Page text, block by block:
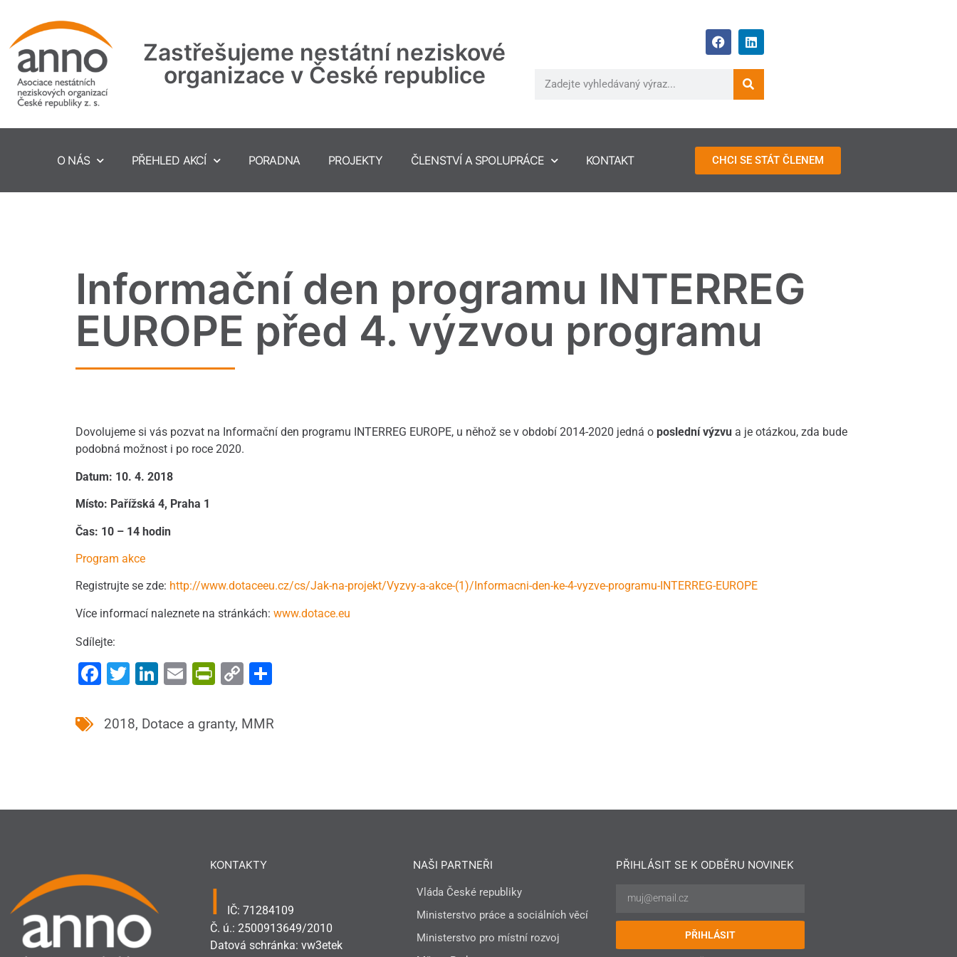
Zastřešujeme nestátní neziskové
organizace v České republice
O NÁS PŘEHLED AKCÍ PORADNA PROJEKTY ČLENSTVÍ A SPOLUPRÁCE KONTAKT CHCI SE STÁT ČLENEM
Informační den programu INTERREG
EUROPE před 4. výzvou programu
Dovolujeme si vás pozvat na Informační den programu INTERREG EUROPE, u něhož se v období 2014-2020 jedná o poslední výzvu a je otázkou, zda bude
podobná možnost i po roce 2020.
Datum: 10. 4. 2018
Místo: Pařížská 4, Praha 1
Čas: 10 – 14 hodin
Program akce
Registrujte se zde: http://www.dotaceeu.cz/cs/Jak-na-projekt/Vyzvy-a-akce-(1)/Informacni-den-ke-4-vyzve-programu-INTERREG-EUROPE
Více informací naleznete na stránkách: www.dotace.eu
Sdílejte:
Facebook
Twitter
LinkedIn
EmailPrintFriendly
Copy
2018, Dotace a granty, MMR
KONTAKTY
I
IČ: 71284109
Č. ú.: 2500913649/2010
Datová schránka: vw3etek
NAŠI PARTNEŘI
Vláda České republiky
Ministerstvo práce a sociálních věcí
Ministerstvo pro místní rozvoj
PŘIHLÁSIT SE K ODBĚRU NOVINEK
PŘIHLÁSIT